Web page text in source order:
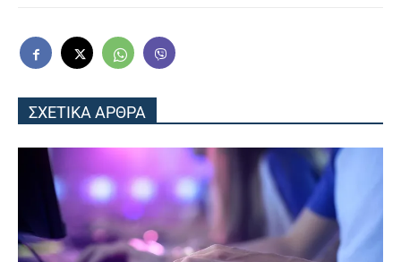
ΣΧΕΤΙΚΑ ΑΡΘΡΑ